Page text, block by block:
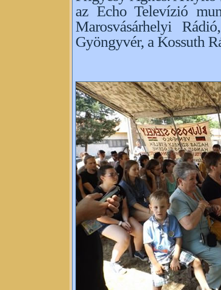
az Echo Televízió
Marosvásárhelyi
Gyöngyvér, a Kossuth